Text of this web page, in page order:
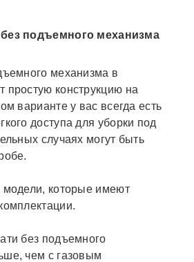
подъемного механизма
механизма в
простую конструкцию на
варианте у вас всегда есть
доступа для уборки под
случаях могут быть
модели, которые имеют
без подъемного
чем с газовым